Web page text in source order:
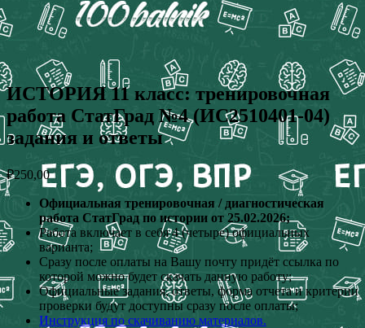
ИСТОРИЯ 11 класс: тренировочная
работа СтатГрад №4 (ИС2510401-04)
задания и ответы
₽250,00
Официальная тренировочная / диагностическая
работа СтатГрад по истории от 25.02.2026;
Работа включает в себя 4 (четыре) официальных
варианта;
Сразу после оплаты на Вашу почту придёт ссылка по
которой можно будет скачать данную работу;
Официальные задания, ответы, форма отчета и критерии
проверки будут доступны сразу после оплаты;
Инструкция по скачиванию материалов.